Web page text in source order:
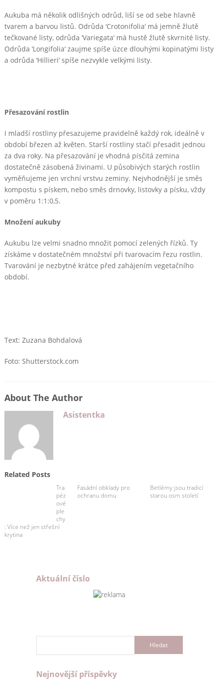
Aukuba má několik odlišných odrůd, liší se od sebe hlavně
tvarem a barvou listů. Odrůda ‘Crotonifolia‘ má jemně žlutě
tečkované listy, odrůda ‘Variegata‘ má hustě žlutě skvrnité listy.
Odrůda ‘Longifolia‘ zaujme spíše úzce dlouhými kopinatými listy
a odrůda ‘Hillieri‘ spíše nezvykle velkými listy.
Přesazování rostlin
I mladší rostliny přesazujeme pravidelně každý rok, ideálně v
období březen až květen. Starší rostliny stačí přesadit jednou
za dva roky. Na přesazování je vhodná písčitá zemina
dostatečně zásobená živinami. U působivých starých rostlin
vyměňujeme jen vrchní vrstvu zeminy. Nejvhodnější je směs
kompostu s pískem, nebo směs drnovky, listovky a písku, vždy
v poměru 1:1:0,5.
Množení aukuby
Aukubu lze velmi snadno množit pomocí zelených řízků. Ty
získáme v dostatečném množství při tvarovacím řezu rostlin.
Tvarování je nezbytné krátce před zahájením vegetačního
období.
Text: Zuzana Bohdalová
Foto: Shutterstock.com
About The Author
Asistentka
Related Posts
Tra
péz
ové
ple
chy
: Více než jen střešní
krytina
Fasádní obklady pro
ochranu domu
Betlémy jsou tradicí
starou osm století
Aktuální číslo
Nejnovější příspěvky